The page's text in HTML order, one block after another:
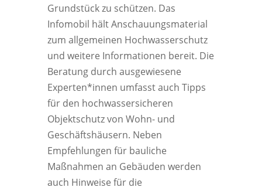
Grundstück zu schützen. Das
Infomobil hält Anschauungsmaterial
zum allgemeinen Hochwasserschutz
und weitere Informationen bereit. Die
Beratung durch ausgewiesene
Experten*innen umfasst auch Tipps
für den hochwassersicheren
Objektschutz von Wohn- und
Geschäftshäusern. Neben
Empfehlungen für bauliche
Maßnahmen an Gebäuden werden
auch Hinweise für die